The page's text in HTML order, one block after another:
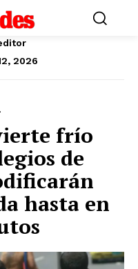
2026
frío
de
hasta en